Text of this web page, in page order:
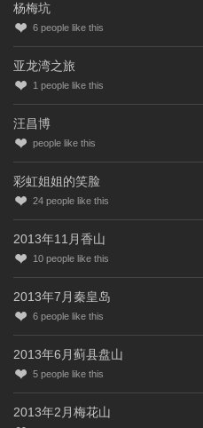
杨梅坑
6 people like this
亚龙湾之旅
1 people like this
汪昌博
people like this
彩虹姐姐的笑脸
24 people like this
2013年11月香山
10 people like this
2013年7月秦皇岛
6 people like this
2013年6月蓟县盘山
5 people like this
2013年2月梅花山